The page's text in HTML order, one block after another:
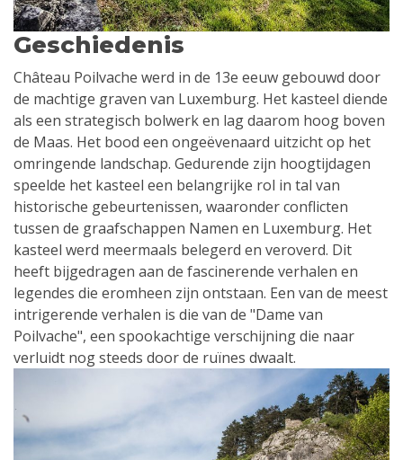
Geschiedenis
Château Poilvache werd in de 13e eeuw gebouwd door
de machtige graven van Luxemburg. Het kasteel diende
als een strategisch bolwerk en lag daarom hoog boven
de Maas. Het bood een ongeëvenaard uitzicht op het
omringende landschap. Gedurende zijn hoogtijdagen
speelde het kasteel een belangrijke rol in tal van
historische gebeurtenissen, waaronder conflicten
tussen de graafschappen Namen en Luxemburg. Het
kasteel werd meermaals belegerd en veroverd. Dit
heeft bijgedragen aan de fascinerende verhalen en
legendes die eromheen zijn ontstaan. Een van de meest
intrigerende verhalen is die van de "Dame van
Poilvache", een spookachtige verschijning die naar
verluidt nog steeds door de ruïnes dwaalt.